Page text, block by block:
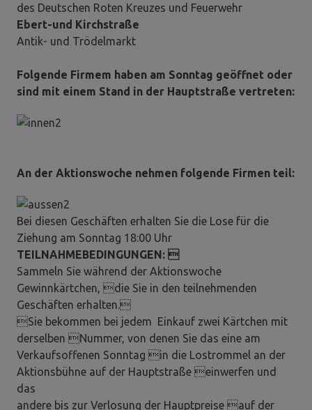
des Deutschen Roten Kreuzes und Feuerwehr
Ebert-und Kirchstraße
Antik- und Trödelmarkt
Folgende Firmem haben am Sonntag geöffnet oder
sind mit einem Stand in der Hauptstraße vertreten:
An der Aktionswoche nehmen folgende Firmen teil:
Bei diesen Geschäften erhalten Sie die Lose für die
Ziehung am Sonntag 18:00 Uhr
TEILNAHMEBEDINGUNGEN: 
Sammeln Sie während der Aktionswoche
Gewinnkärtchen, die Sie in den teilnehmenden
Geschäften erhalten.
Sie bekommen bei jedem Einkauf zwei Kärtchen mit
derselben Nummer, von denen Sie das eine am
Verkaufsoffenen Sonntag in die Lostrommel an der
Aktionsbühne auf der Hauptstraße einwerfen und
das
andere bis zur Verlosung der Hauptpreise auf der